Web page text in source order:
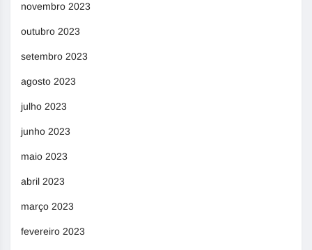
novembro 2023
outubro 2023
setembro 2023
agosto 2023
julho 2023
junho 2023
maio 2023
abril 2023
março 2023
fevereiro 2023